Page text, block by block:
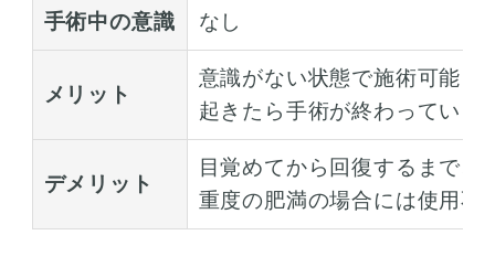
手術中の意識 なし
メリット
意識がない状態で施術可能
起きたら手術が終わっている
デメリット
目覚めてから回復するまで、
重度の肥満の場合には使用不